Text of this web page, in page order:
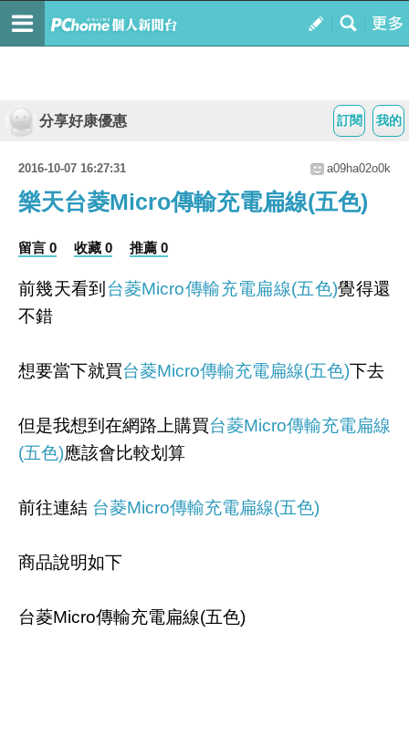
我的
訂閱
分享好康優惠
2016-10-07 16:27:31 a09ha02o0k
樂天台菱Micro傳輸充電扁線(五色)
留言 0 收藏 0 推薦 0
前幾天看到 台菱Micro傳輸充電扁線(五色)覺得還
不錯
想要當下就買台菱Micro傳輸充電扁線(五色)下去
但是我想到在網路上購買台菱Micro傳輸充電扁線
(五色)應該會比較划算
前往連結 台菱Micro傳輸充電扁線(五色)
商品說明如下
台菱Micro傳輸充電扁線(五色)